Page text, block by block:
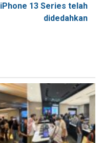
iPhone 13 Series telah
didedahkan